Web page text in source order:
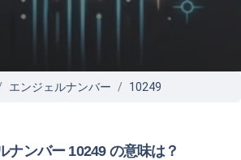
エンジェルナンバー 10249
ナンバー 10249 の意味は？